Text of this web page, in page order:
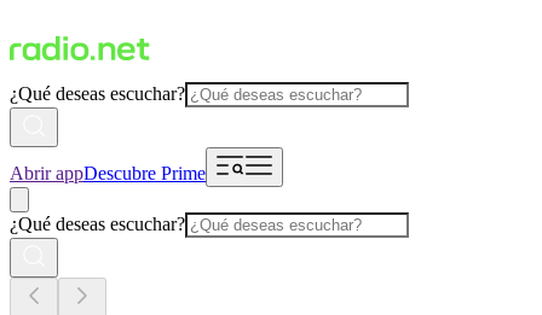
¿Qué deseas escuchar?
Abrir appDescubre Prime
¿Qué deseas escuchar?